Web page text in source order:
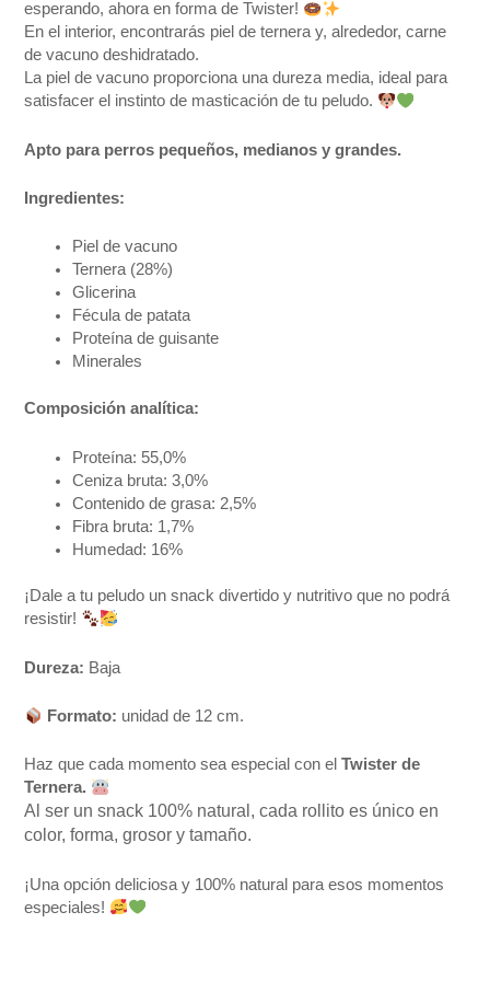
esperando, ahora en forma de Twister!
En el interior, encontrarás piel de ternera y, alrededor, carne
de vacuno deshidratado.
La piel de vacuno proporciona una dureza media, ideal para
satisfacer el instinto de masticación de tu peludo.
Apto para perros pequeños, medianos y grandes.
Ingredientes:
Piel de vacuno
Ternera (28%)
Glicerina
Fécula de patata
Proteína de guisante
Minerales
Composición analítica:
Proteína: 55,0%
Ceniza bruta: 3,0%
Contenido de grasa: 2,5%
Fibra bruta: 1,7%
Humedad: 16%
¡Dale a tu peludo un snack divertido y nutritivo que no podrá
resistir!
Dureza: Baja
Formato: unidad de 12 cm.
Haz que cada momento sea especial con elTwister de
Ternera.
Al ser un snack 100% natural, cada rollito es único en
color, forma, grosor y tamaño.
¡Una opción deliciosa y 100% natural para esos momentos
especiales!